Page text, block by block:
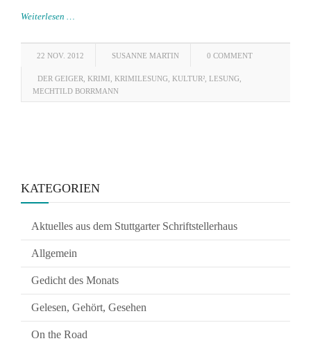
Weiterlesen …
22 NOV. 2012 SUSANNE MARTIN 0 COMMENT
DER GEIGER KRIMI KRIMILESUNG KULTUR² LESUNG
MECHTILD BORRMANN
KATEGORIEN
Aktuelles aus dem Stuttgarter Schriftstellerhaus
Allgemein
Gedicht des Monats
Gelesen, Gehört, Gesehen
On the Road